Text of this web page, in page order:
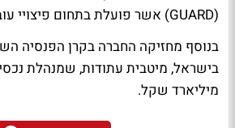
(GUARD) אשר פועלת בתחום פיצויי עובדים בארה"ב.
בנוסף מחזיקה החברה בקרן הפנסיה
מיליארד שקל.